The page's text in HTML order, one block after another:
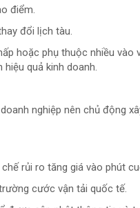
điểm.
đổi lịch tàu.
hoặc phụ thuộc nhiều vào
quả kinh doanh.
nghiệp nên chủ động
rủi ro tăng giá vào phút
cước vận tải quốc tế.